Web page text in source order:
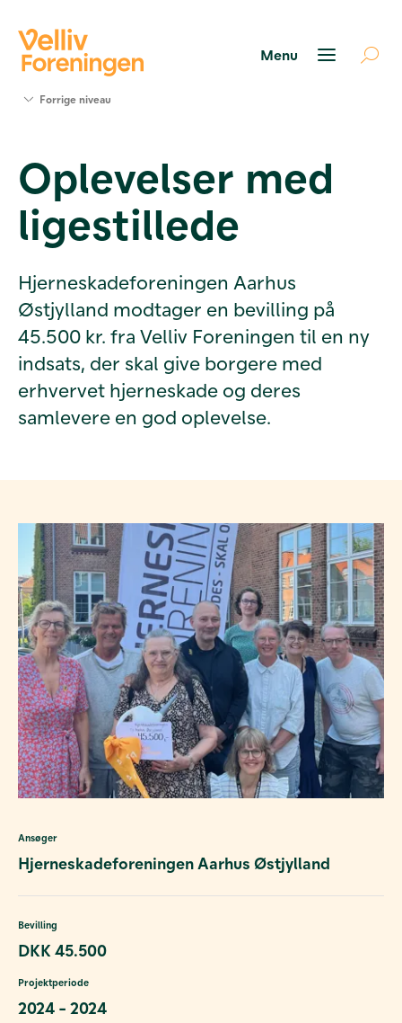
Værktøjer
og viden
Om Velliv
Foreningen
Kontakt
Forrige niveau
Oplevelser med
ligestillede
Hjerneskadeforeningen Aarhus
Østjylland modtager en bevilling på
45.500 kr. fra Velliv Foreningen til en ny
indsats, der skal give borgere med
erhvervet hjerneskade og deres
samlevere en god oplevelse.
Ansøger
Hjerneskadeforeningen Aarhus Østjylland
Bevilling
DKK 45.500
Projektperiode
2024 - 2024